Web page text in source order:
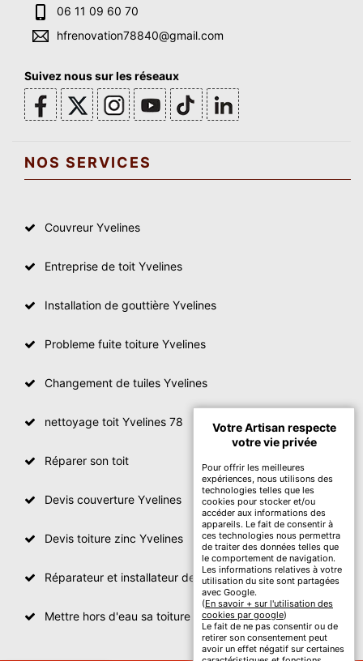
06 11 09 60 70
hfrenovation78840@gmail.com
Suivez nous sur les réseaux
NOS SERVICES
Couvreur Yvelines
Entreprise de toit Yvelines
Installation de gouttière Yvelines
Probleme fuite toiture Yvelines
Changement de tuiles Yvelines
nettoyage toit Yvelines 78
Réparer son toit
Devis couverture Yvelines
Devis toiture zinc Yvelines
Réparateur et installateur de fenetre de toit Yvelines
Mettre hors d'eau sa toiture Yvelines
Votre Artisan respecte
votre vie privée
Pour offrir les meilleures
expériences, nous utilisons des
technologies telles que les
cookies pour stocker et/ou
accéder aux informations des
appareils. Le fait de consentir à
ces technologies nous permettra
de traiter des données telles que
le comportement de navigation.
Les informations relatives à votre
utilisation du site sont partagées
avec Google.
(En savoir + sur l'utilisation des
cookies par google)
Le fait de ne pas consentir ou de
retirer son consentement peut
avoir un effet négatif sur certaines